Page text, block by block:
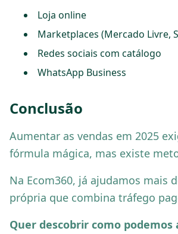
Loja online
Marketplaces (Mercado Livre,
Redes sociais com catálogo
WhatsApp Business
Conclusão
Aumentar as vendas em 2025
fórmula mágica, mas existe
Na Ecom360, já ajudamos mais
própria que combina tráfego
Quer descobrir como